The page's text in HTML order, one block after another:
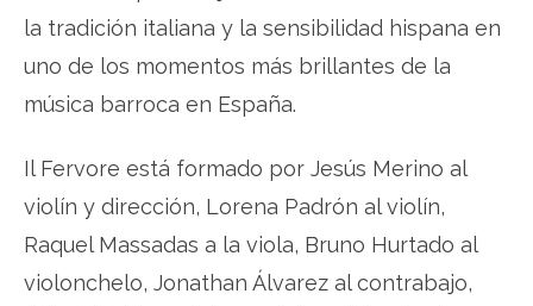
la tradición italiana y la sensibilidad hispana en
uno de los momentos más brillantes de la
música barroca en España.
Il Fervore está formado por Jesús Merino al
violín y dirección, Lorena Padrón al violín,
Raquel Massadas a la viola, Bruno Hurtado al
violonchelo, Jonathan Álvarez al contrabajo,